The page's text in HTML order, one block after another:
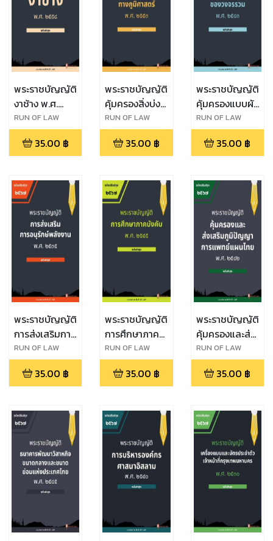
พระราชบัญญัติ
งาช้าง พ.ศ.
๒๕๕๘
RUN OF LAW
35.00 ฿
พระราชบัญญัติ
คุ้มครองสิ่งบ่งชี้
ทางภูมิศาสตร์
พ.ศ. ๒๕๔๖
RUN OF LAW
35.00 ฿
พระราชบัญญัติ
คุ้มครองแบบผัง
ภูมิของวงจร
รวม พ.ศ.
๒๕๔๓
RUN OF LAW
35.00 ฿
พระราชบัญญัติ
การส่งเสริมการ
อนุรักษ์พลังงาน
พ.ศ. ๒๕๓๕
RUN OF LAW
35.00 ฿
พระราชบัญญัติ
การศึกษาภาค
บังคับ พ.ศ.
๒๕๔๕
RUN OF LAW
35.00 ฿
พระราชบัญญัติ
คุ้มครองและส่ง
เสริมภูมิปัญญา
การแพทย์แผน
ไทย พ.ศ.
RUN OF LAW
35.00 ฿